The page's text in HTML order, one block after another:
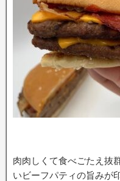
肉肉しくて食べごたえ抜
いビーフパティの旨みが